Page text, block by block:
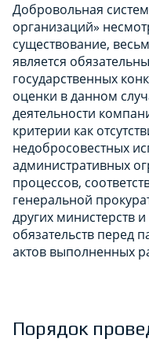
Добровольная
организаций»
существование,
является
государственных
оценки в данном
деятельности
критерии как
недобросовестных
административных
процессов,
генеральной
других министерств
обязательств перед
актов выполненных
Порядок